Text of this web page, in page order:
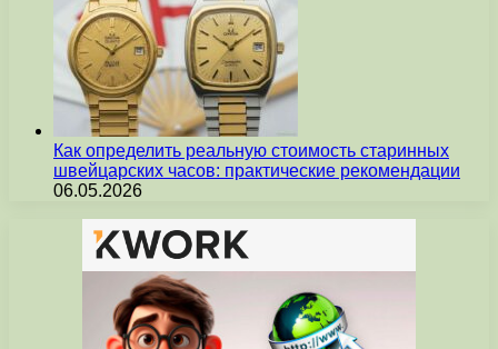
Как определить реальную стоимость старинных
швейцарских часов: практические рекомендации
06.05.2026